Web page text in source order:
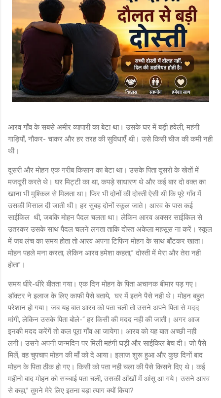
आरव गाँव के सबसे अमीर व्यापारी का बेटा था। उसके घर में बड़ी हवेली, महंगी
गाड़ियाँ, नौकर- चाकर और हर तरह की सुविधाएँ थी। उसे किसी चीज की कमी नही
थी।
दूसरी और मोहन एक गरीब किसान का बेटा था। उसके पिता दूसरो के खेतों में
मजदूरी करते थे। घर मिट्टी का था, कपड़े साधारण थे और कई बार दो वक्त का
खाना भी मुश्किल से मिलता था। फिर भी दोनों की दोस्ती ऐसी थी कि पूरे गाँव में
उसकी मिसाल दी जाती थी। हर सुबह दोनों स्कूल जाते। आरव के पास कई
साईकिल थी, जबकि मोहन पैदल चलता था। लेकिन आरव अक्सर साईकिल से
उतरकर उसके साथ पैदल चलने लगता ताकि दोस्त अकेला महसूस ना करें। स्कूल
में जब लंच का समय होता तो आरव अपना टिफिन मोहन के साथ बाँटकर खाता।
मोहन पहले मना करता, लेकिन आरव हमेशा कहता,” दोस्ती में मेरा और तेरा नही
होता”।
समय धीरे-धीरे बीतता गया। एक दिन मोहन के पिता अचानक बीमार पड़ गए।
डॉक्टर ने इलाज के लिए काफी पैसे बताये, घर में इतने पैसे नही थे। मोहन बहुत
परेशान हो गया। जब यह बात आरव को पता चली तो उसने अपने पिता से मदद
मांगी, लेकिन उसके पिता बोले-“ हर किसी की मदद नही की जाती। अगर आज
इनकी मदद करेंगें तो कल पूरा गाँव आ जायेगा। आरव को यह बात अच्छी नही
लगी। उसने अपनी जन्मदिन पर मिली महंगी घड़ी और साईकिल बेच दी। जो पैसे
मिलें, वह चुपचाप मोहन की माँ को दे आया। इलाज शुरू हुआ और कुछ दिनों बाद
मोहन के पिता ठीक हो गए। किसी को पता नही चला की पैसे किसने दिए थे। कई
महीनो बाद मोहन को सच्चाई पता चली, उसकी आँखों में आंसू आ गये। उसने आरव
से कहा,” तुमने मेरे लिए इतना बड़ा त्याग क्यों किया?